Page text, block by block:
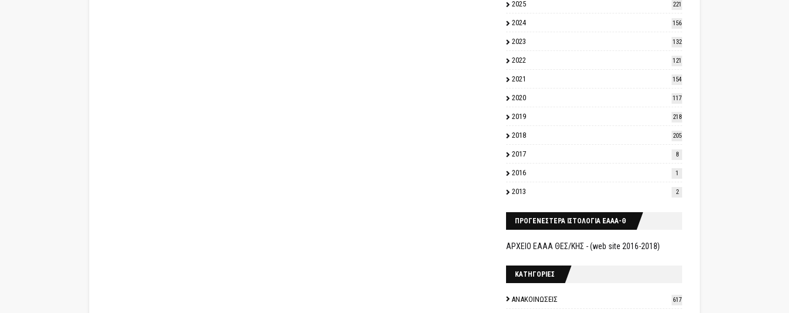
2025 221
2024 156
2023 132
2022 121
2021 154
2020 117
2019 218
2018 205
2017 8
2016 1
2013 2
ΠΡΟΓΕΝΕΣΤΕΡΑ ΙΣΤΟΛΟΓΙΑ ΕΑΑΑ-Θ
ΑΡΧΕΙΟ ΕΑΑΑ ΘΕΣ/ΚΗΣ - (web site 2016-2018)
ΚΑΤΗΓΟΡΙΕΣ
ΑΝΑΚΟΙΝΩΣΕΙΣ 617